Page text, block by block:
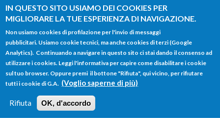
IN QUESTO SITO USIAMO DEI COOKIES PER
MIGLIORARE LA TUE ESPERIENZA DI NAVIGAZIONE.
Non usiamo cookies di profilazione per l'invio di messaggi
pubblicitari. Usiamo cookie tecnici, ma anche cookies di terzi (Google
Analytics). Continuando a navigare in questo sito ci stai dando il consenso ad
utilizzare i cookies. Leggi l'informativa per capire come disabilitare i cookie
sul tuo browser. Oppure premi il bottone "Rifiuta", qui vicino, per rifiutare
tutti i cookie di G.A. (Voglio saperne di più)
Rifiuta OK, d'accordo
Salta al contenuto principale
FORM
DI
RICERCA
Main menu
HOME TUTTI I PROFILI
LOGIN